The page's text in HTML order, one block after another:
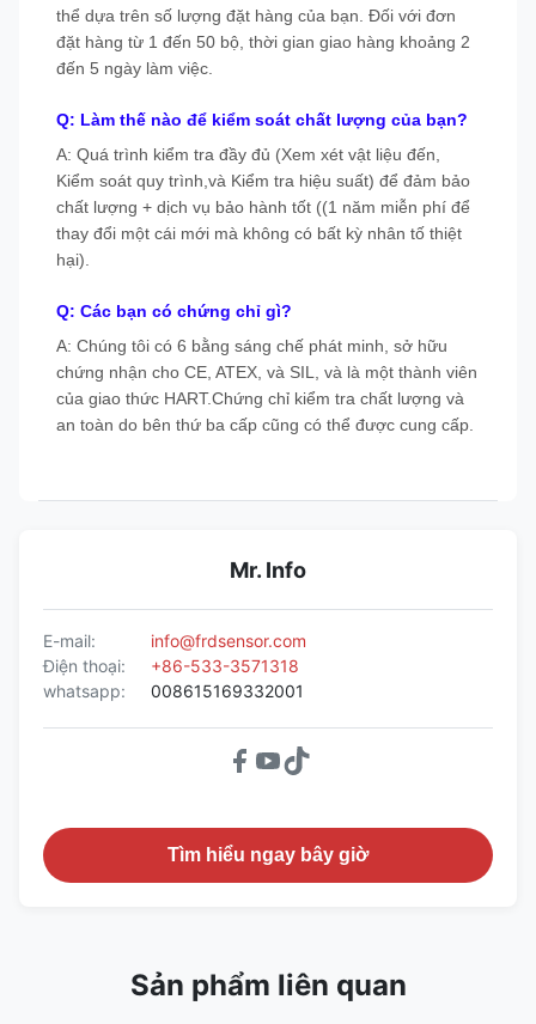
thể dựa trên số lượng đặt hàng của bạn. Đối với đơn
đặt hàng từ 1 đến 50 bộ, thời gian giao hàng khoảng 2
đến 5 ngày làm việc.
Q: Làm thế nào để kiểm soát chất lượng của bạn?
A: Quá trình kiểm tra đầy đủ (Xem xét vật liệu đến,
Kiểm soát quy trình,và Kiểm tra hiệu suất) để đảm bảo
chất lượng + dịch vụ bảo hành tốt ((1 năm miễn phí để
thay đổi một cái mới mà không có bất kỳ nhân tố thiệt
hại).
Q: Các bạn có chứng chỉ gì?
A: Chúng tôi có 6 bằng sáng chế phát minh, sở hữu
chứng nhận cho CE, ATEX, và SIL, và là một thành viên
của giao thức HART.Chứng chỉ kiểm tra chất lượng và
an toàn do bên thứ ba cấp cũng có thể được cung cấp.
Mr. Info
E-mail:
info@frdsensor.com
Điện thoại:
+86-533-3571318
whatsapp:
008615169332001
Tìm hiểu ngay bây giờ
Sản phẩm liên quan